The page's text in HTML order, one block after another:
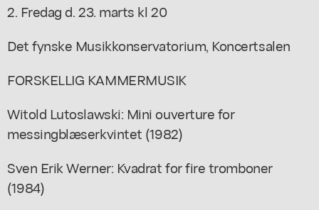
2. Fredag d. 23. marts kl 20
Det fynske Musikkonservatorium, Koncertsalen
FORSKELLIG KAMMERMUSIK
Witold Lutoslawski: Mini ouverture for
messingblæserkvintet (1982)
Sven Erik Werner: Kvadrat for fire tromboner
(1984)